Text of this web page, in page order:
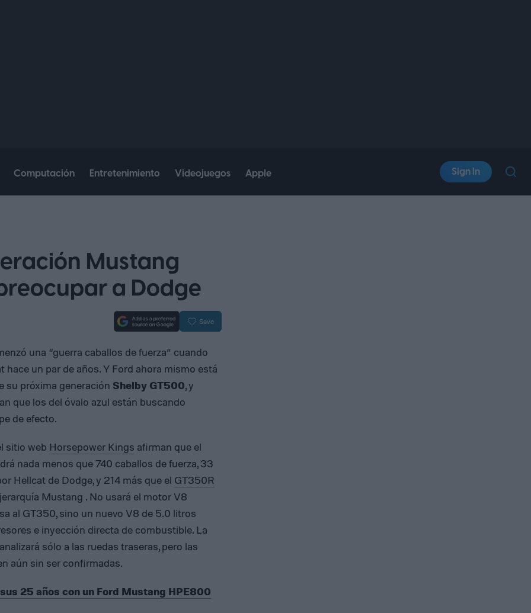
Computación Entretenimiento Videojuegos Apple Sign In
Mustang
a Dodge
Save
una “guerra caballos de fuerza” cuando
un par de años. Y Ford ahora mismo está
su próxima generación Shelby GT500, y
que los del óvalo azul están buscando
de efecto.
sitio web Horsepower Kings afirman que el
nada menos que 740 caballos de fuerza, 33
Hellcat de Dodge, y 214 más que el GT350R
Mustang . No usará el motor V8
al GT350, sino un nuevo V8 de 5.0 litros
e inyección directa de combustible. La
sólo a las ruedas traseras, pero las
aún sin ser confirmadas.
25 años con un Ford Mustang HPE800